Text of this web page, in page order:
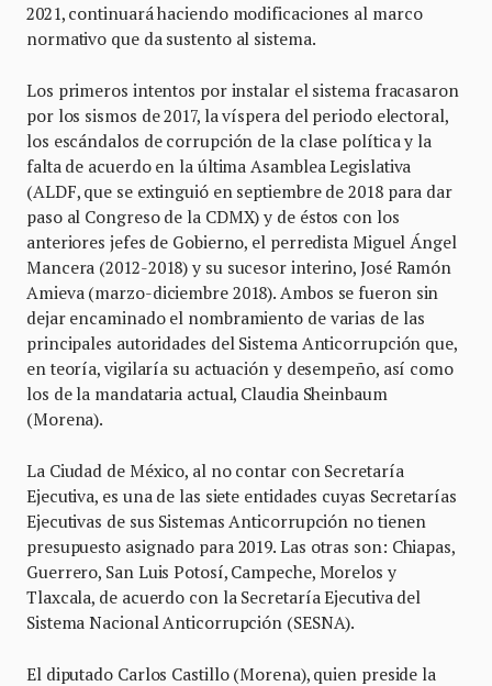
2021, continuará haciendo modificaciones al marco
normativo que da sustento al sistema.
Los primeros intentos por instalar el sistema fracasaron
por los sismos de 2017, la víspera del periodo electoral,
los escándalos de corrupción de la clase política y la
falta de acuerdo en la última Asamblea Legislativa
(ALDF, que se extinguió en septiembre de 2018 para dar
paso al Congreso de la CDMX) y de éstos con los
anteriores jefes de Gobierno, el perredista Miguel Ángel
Mancera (2012-2018) y su sucesor interino, José Ramón
Amieva (marzo-diciembre 2018). Ambos se fueron sin
dejar encaminado el nombramiento de varias de las
principales autoridades del Sistema Anticorrupción que,
en teoría, vigilaría su actuación y desempeño, así como
los de la mandataria actual, Claudia Sheinbaum
(Morena).
La Ciudad de México, al no contar con Secretaría
Ejecutiva, es una de las siete entidades cuyas Secretarías
Ejecutivas de sus Sistemas Anticorrupción no tienen
presupuesto asignado para 2019. Las otras son: Chiapas,
Guerrero, San Luis Potosí, Campeche, Morelos y
Tlaxcala, de acuerdo con la Secretaría Ejecutiva del
Sistema Nacional Anticorrupción (SESNA).
El diputado Carlos Castillo (Morena), quien preside la